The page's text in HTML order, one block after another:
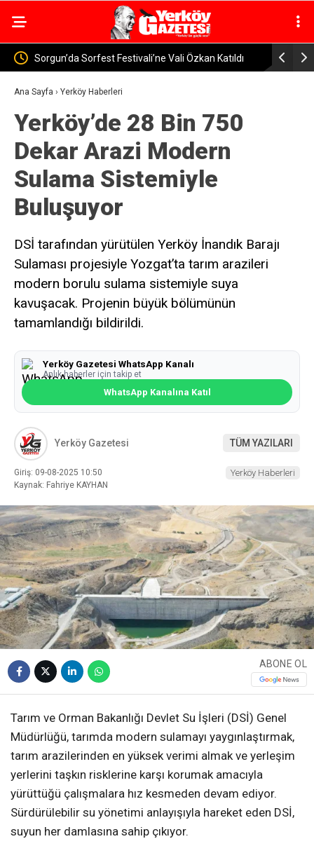
Özkan Katıldı Yozgat’ta Jandarma Baraj ve Göletlerde Güvenlik
Denetimi
Ana Sayfa › Yerköy Haberleri
Yerköy’de 28 Bin 750
Dekar Arazi Modern
Sulama Sistemiyle
Buluşuyor
DSİ tarafından yürütülen Yerköy İnandık Barajı
Sulaması projesiyle Yozgat’ta tarım arazileri
modern borulu sulama sistemiyle suya
kavuşacak. Projenin büyük bölümünün
tamamlandığı bildirildi.
Yerköy Gazetesi WhatsApp Kanalı
Anlık haberler için takip et
WhatsApp Kanalına Katıl
Yerköy Gazetesi TÜM YAZILARI
Giriş: 09-08-2025 10:50
Kaynak: Fahriye KAYHAN
Yerköy Haberleri
ABONE OL
Tarım ve Orman Bakanlığı Devlet Su İşleri (DSİ) Genel
Müdürlüğü, tarımda modern sulamayı yaygınlaştırmak,
tarım arazilerinden en yüksek verimi almak ve yerleşim
yerlerini taşkın risklerine karşı korumak amacıyla
yürüttüğü çalışmalara hız kesmeden devam ediyor.
Sürdürülebilir su yönetimi anlayışıyla hareket eden DSİ,
suyun her damlasına sahip çıkıyor.